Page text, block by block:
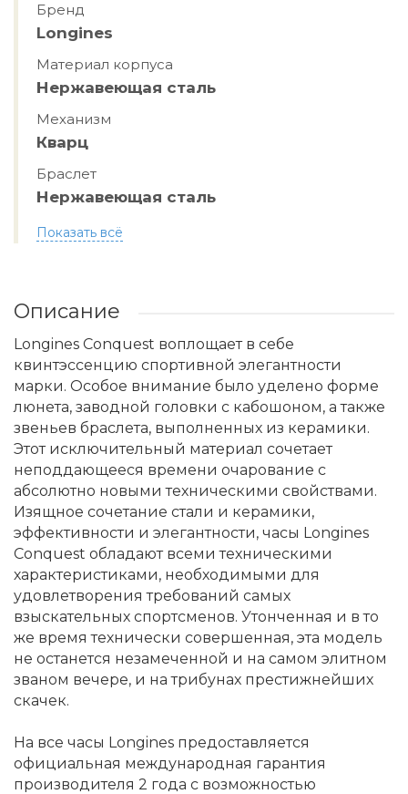
Бренд
Longines
Материал корпуса
Нержавеющая сталь
Механизм
Кварц
Браслет
Нержавеющая сталь
Показать всё
Описание
Longines Conquest воплощает в себе
квинтэссенцию спортивной элегантности
марки. Особое внимание было уделено форме
люнета, заводной головки с кабошоном, а также
звеньев браслета, выполненных из керамики.
Этот исключительный материал сочетает
неподдающееся времени очарование с
абсолютно новыми техническими свойствами.
Изящное сочетание стали и керамики,
эффективности и элегантности, часы Longines
Conquest обладают всеми техническими
характеристиками, необходимыми для
удовлетворения требований самых
взыскательных спортсменов. Утонченная и в то
же время технически совершенная, эта модель
не останется незамеченной и на самом элитном
званом вечере, и на трибунах престижнейших
скачек.
На все часы Longines предоставляется
официальная международная гарантия
производителя 2 года с возможностью